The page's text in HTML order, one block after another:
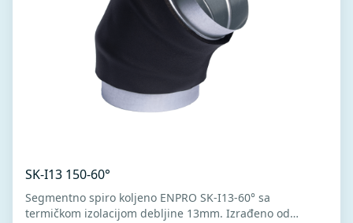
SK-I13 150-60°
Segmentno spiro koljeno ENPRO SK-I13-60° sa
termičkom izolacijom debljine 13mm. Izrađeno od